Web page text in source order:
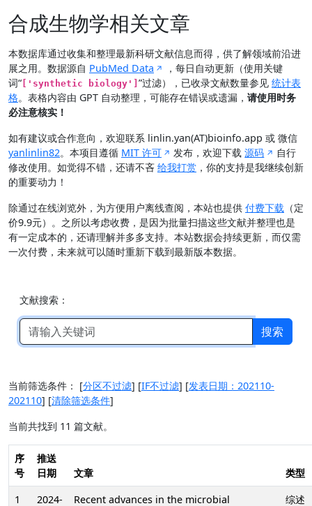
合成生物学相关文章
本数据库通过收集和整理最新科研文献信息而得，供了解领域前沿进
展之用。数据源自 PubMed Data
，每日自动更新（使用关键
词“ ['synthetic biology'] ”过滤），已收录文献数量参见 统计表
格。表格内容由 GPT 自动整理，可能存在错误或遗漏， 请使用时务
必注意核实！
如有建议或合作意向，欢迎联系 linlin.yan(AT)bioinfo.app 或 微信
yanlinlin82。本项目遵循 MIT 许可 发布，欢迎下载源码
自行
修改使用。如觉得不错，还请不吝 给我打赏 ，你的支持是我继续创新
的重要动力！
除通过在线浏览外，为方便用户离线查阅，本站也提供 付费下载 （定
价9.9元）。之所以考虑收费，是因为批量扫描这些文献并整理也是
有一定成本的，还请理解并多多支持。本站数据会持续更新，而仅需
一次付费，未来就可以随时重新下载到最新版本数据。
文献搜索：
搜索
当前筛选条件： [分区不过滤] [IF不过滤] [发表日期：202110-
202110] [清除筛选条件]
当前共找到 11 篇文献。
序
号
推送
日期
文章
类型
1
2024-
Recent advances in the microbial
综述